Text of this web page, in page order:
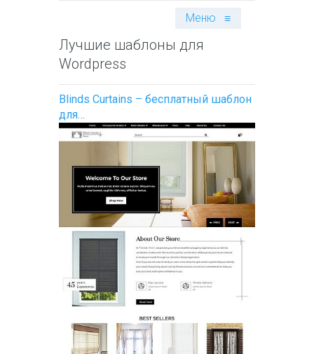
Меню ≡
Лучшие шаблоны для
Wordpress
Blinds Curtains – бесплатный шаблон
для…